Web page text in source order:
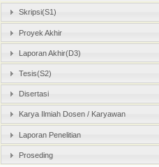
Skripsi(S1)
Proyek Akhir
Laporan Akhir(D3)
Tesis(S2)
Disertasi
Karya Ilmiah Dosen / Karyawan
Laporan Penelitian
Proseding